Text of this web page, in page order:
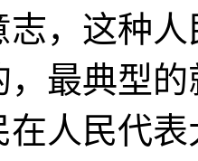
志，这种
，最典型
人民代